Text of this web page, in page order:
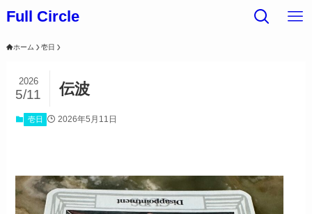
Full Circle
ホーム 壱日
伝波
2026
5/11
壱日 2026年5月11日